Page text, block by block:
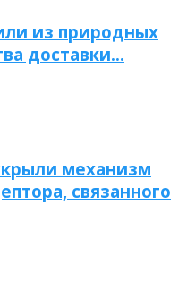
из природных
доставки…
механизм
связанного